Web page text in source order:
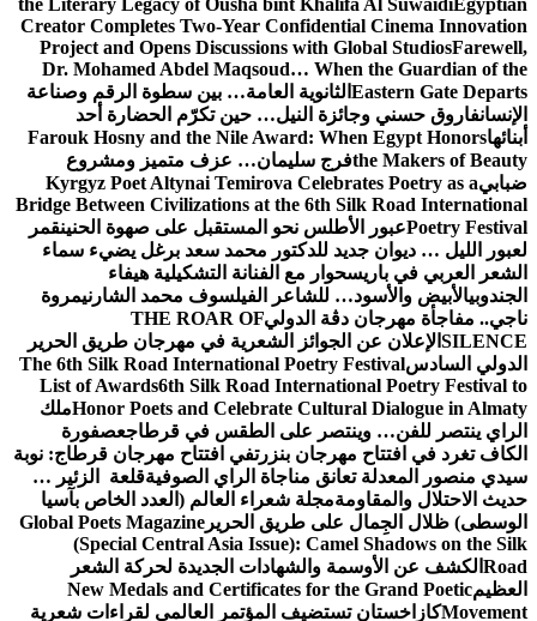
the Literary Legacy of Ousha bint
Creator Completes Two-Year
Project and Opens Discussions
Dr. Mohamed Abdel Maqsoud…
العامة… بين سطوة الرقم وصناعة
حين تكرّم الحضارة أحد
Farouk Hosny and the Nile Award:
سليمان… عزف متميز ومشروع
Kyrgyz Poet Altynai Temirova
Bridge Between Civilizations at the
نحو المستقبل على صهوة الحنينقمر
محمد سعد برغل يضيء سماء
مع الفنانة التشكيلية هيفاء
الفيلسوف محمد الشارنيمروة
THE ROAR OF
الشعرية في مهرجان طريق الحرير
The 6th Silk Road International
List of Awards6th Silk Road
Honor Poets and Celebrateملك
على الطقس في قرطاجعصفورة
بنزرتفي افتتاح مهرجان قرطاج: نوبة
الراي الصوفية قلعة الزئير …
شعراء العالم (العدد الخاص بآسيا
طريق الحريرGlobal Poets Magazine
(Special Central Asia Issue):
الجديدة لحركة الشعر
New Medals and Certificates
المؤتمر العالمي لقراءات شعرية